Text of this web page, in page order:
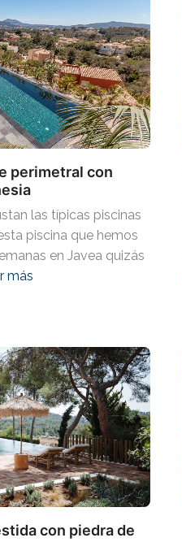
perimetral con
las típicas piscinas
piscina que hemos
en Javea quizás
más
con piedra de